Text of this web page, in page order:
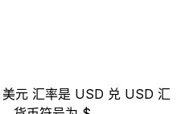
元 汇率是 USD 兑 USD 汇